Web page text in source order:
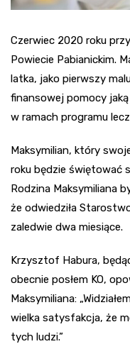
Czerwiec 2020 roku
Powiecie Pabianickim.
latka, jako pierwszy
finansowej pomocy
w ramach programu
Maksymilian, który
roku będzie świętować
Rodzina Maksymiliana
że odwiedziła
zaledwie dwa miesiące.
Krzysztof Habura,
obecnie posłem KO,
Maksymiliana:
wielka satysfakcja, że
tych ludzi.”